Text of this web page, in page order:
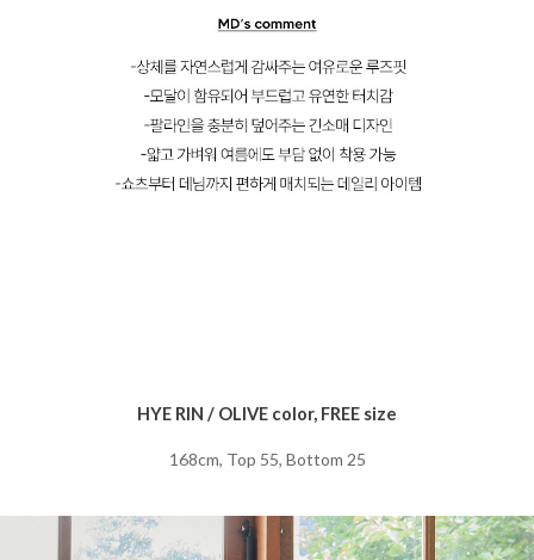
HYE RIN / OLIVE color, FREE size
168cm, Top 55, Bottom 25